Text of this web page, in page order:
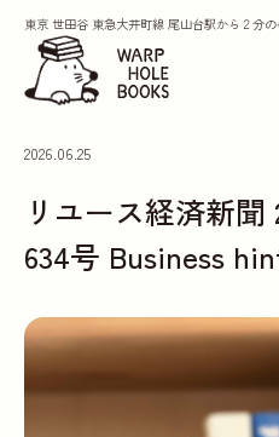
東京 世田谷 東急大井町線 尾山台駅から２分
2026.06.25
リユース経済新聞
634号 Business